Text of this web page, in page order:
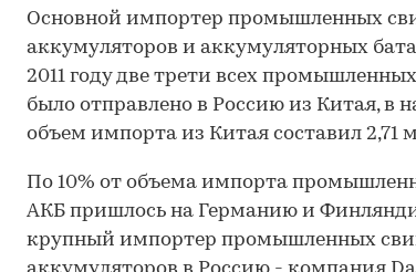
Основной импортер промышленных
аккумуляторов и аккумуляторных
2011 году две трети всех
было отправлено в Россию из Китая, в
объем импорта из Китая составил 2,71
По 10% от объема импорта
АКБ пришлось на Германию и
крупный импортер промышленных